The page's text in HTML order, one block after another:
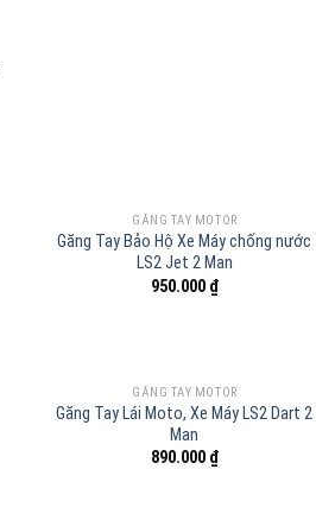
GĂNG TAY MOTOR
Găng Tay Bảo Hộ Xe Máy chống nước
LS2 Jet 2 Man
950.000 ₫
GĂNG TAY MOTOR
Găng Tay Lái Moto, Xe Máy LS2 Dart 2
Man
890.000 ₫